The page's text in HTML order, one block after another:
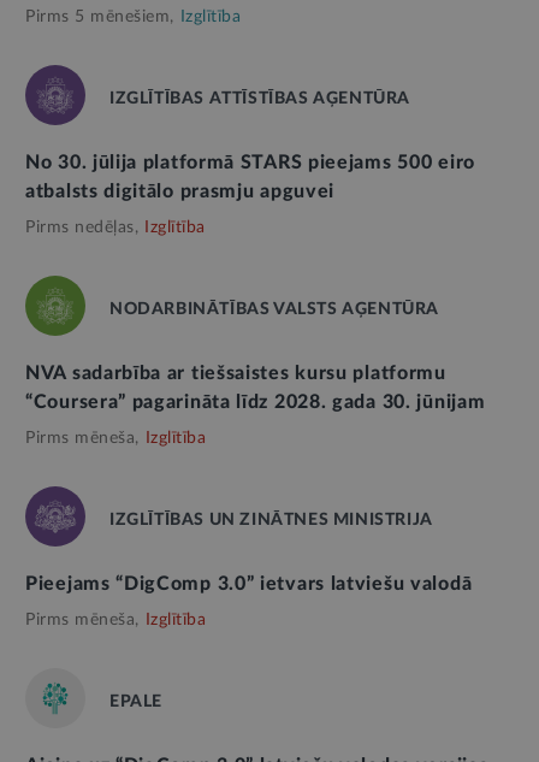
Pirms 5 mēnešiem, Izglītība
IZGLĪTĪBAS ATTĪSTĪBAS AĢENTŪRA
No 30. jūlija platformā STARS pieejams 500 eiro
atbalsts digitālo prasmju apguvei
Pirms nedēļas, Izglītība
NODARBINĀTĪBAS VALSTS AĢENTŪRA
NVA sadarbība ar tiešsaistes kursu platformu
“Coursera” pagarināta līdz 2028. gada 30. jūnijam
Pirms mēneša, Izglītība
IZGLĪTĪBAS UN ZINĀTNES MINISTRIJA
Pieejams “DigComp 3.0” ietvars latviešu valodā
Pirms mēneša, Izglītība
EPALE